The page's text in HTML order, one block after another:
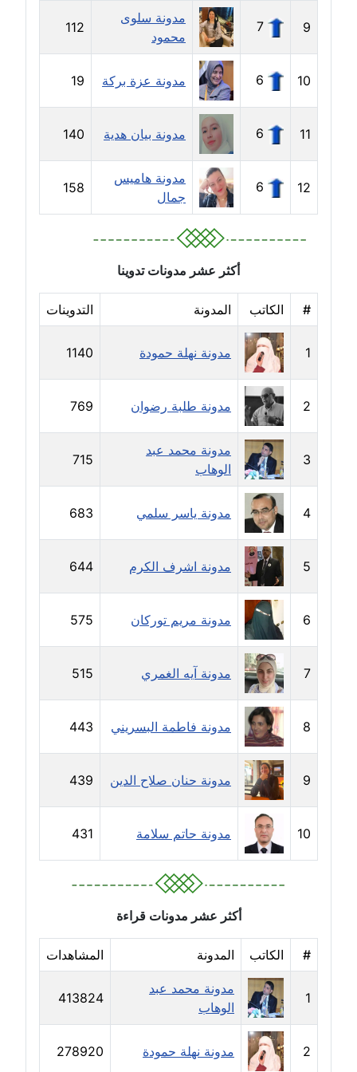
مدونة جلال الخطيب
عاملة
مدونة جهاد عبد الحميد
عاملة
مدونة جهاد غازي
مدونة جواد الحربي
مدونة جيهان عفيفي
مدونة جيهان عوض
عاملة
مدونة حاتم سلامة
عاملة
مدونة حجازي يونس
عاملة
مدونة حسن رجب
مدونة حسن غريب
معلق
مدونة حسن محي الدين
متوفي
مدونة حسين العلي
عاملة
مدونة حسين درمشاكي
عاملة
مدونة حلا عادل
عاملة
مدونة حنان الهواري
عاملة
مدونة حنان صلاح الدين
مدونة حنان طنطاوي
عاملة
مدونة حنين الفلسطينية
متوفي
9
7
مدونة سلوى
محمود
112
10
6 مدونة عزة بركة 19
11
6 مدونة بيان هدية 140
12
6
مدونة هاميس
جمال
158
أكثر عشر مدونات تدوينا
# الكاتب المدونة التدوينات
1 مدونة نهلة حمودة 1140
2 مدونة طلبة رضوان 769
3
مدونة محمد عبد
الوهاب
715
4 مدونة ياسر سلمي 683
5 مدونة اشرف الكرم 644
6 مدونة مريم توركان 575
7 مدونة آيه الغمري 515
8 مدونة فاطمة البسريني 443
9 مدونة حنان صلاح الدين 439
10 مدونة حاتم سلامة 431
أكثر عشر مدونات قراءة
# الكاتب المدونة المشاهدات
1
مدونة محمد عبد
الوهاب
413824
2 مدونة نهلة حمودة 278920